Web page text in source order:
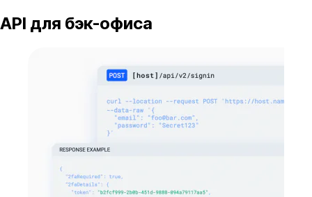
API для бэк-офиса